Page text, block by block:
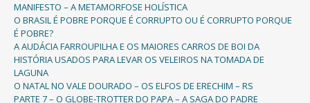
MANIFESTO – A METAMORFOSE HOLÍSTICA
O BRASIL É POBRE PORQUE É CORRUPTO OU É CORRUPTO PORQUE
É POBRE?
A AUDÁCIA FARROUPILHA E OS MAIORES CARROS DE BOI DA
HISTÓRIA USADOS PARA LEVAR OS VELEIROS NA TOMADA DE
LAGUNA
O NATAL NO VALE DOURADO – OS ELFOS DE ERECHIM – RS
PARTE 7 – O GLOBE-TROTTER DO PAPA – A SAGA DO PADRE